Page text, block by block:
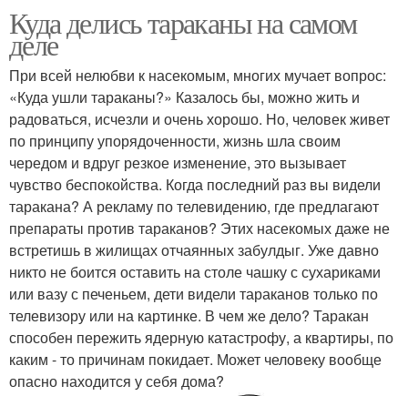
Куда делись тараканы на самом
деле
При всей нелюбви к насекомым, многих мучает вопрос:
«Куда ушли тараканы?» Казалось бы, можно жить и
радоваться, исчезли и очень хорошо. Но, человек живет
по принципу упорядоченности, жизнь шла своим
чередом и вдруг резкое изменение, это вызывает
чувство беспокойства. Когда последний раз вы видели
таракана? А рекламу по телевидению, где предлагают
препараты против тараканов? Этих насекомых даже не
встретишь в жилищах отчаянных забулдыг. Уже давно
никто не боится оставить на столе чашку с сухариками
или вазу с печеньем, дети видели тараканов только по
телевизору или на картинке. В чем же дело? Таракан
способен пережить ядерную катастрофу, а квартиры, по
каким - то причинам покидает. Может человеку вообще
опасно находится у себя дома?